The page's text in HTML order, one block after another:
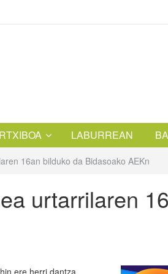
LABURREAN
16an bilduko da Bidasoako AEKn
urtarrilaren
ere herri dantza